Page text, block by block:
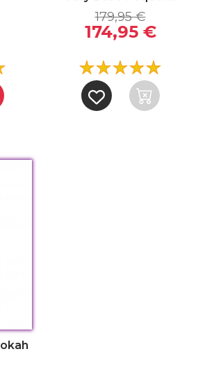
179,95 €
174,95 €